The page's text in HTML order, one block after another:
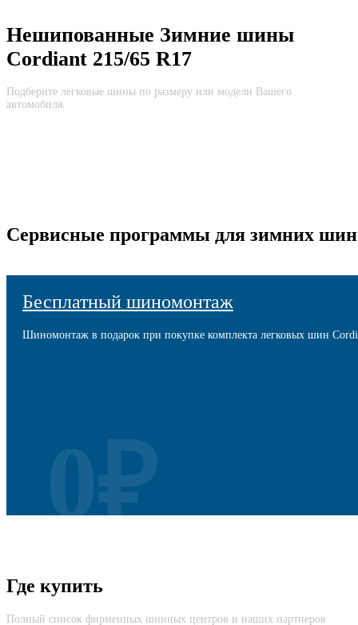
Нешипованные Зимние шины
Cordiant 215/65 R17
Подберите легковые шины по размеру или модели Вашего
автомобиля.
Сервисные программы для зимних шин
0₽
Бесплатный шиномонтаж
Шиномонтаж в подарок при покупке комплекта легковых шин
Где купить
Полный список фирменных шинных центров и наших партнеров